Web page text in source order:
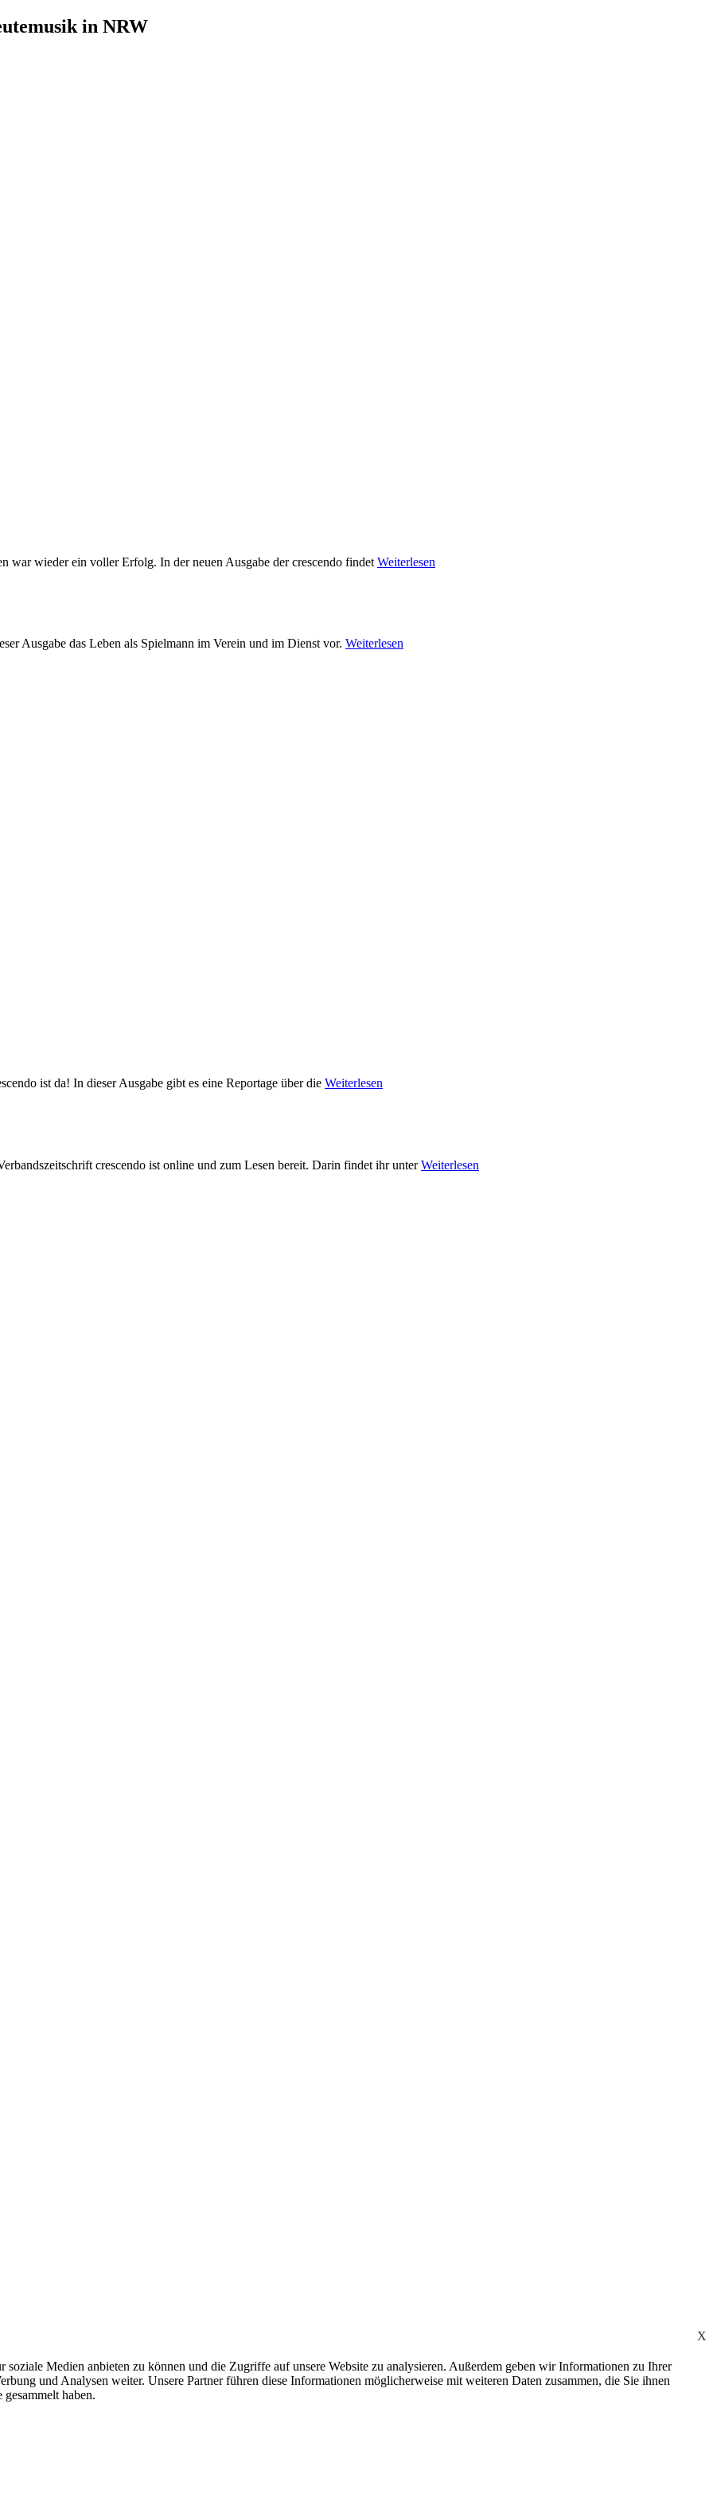
in NRW
wieder ein voller Erfolg. In der neuen Ausgabe der crescendo findet Weiterlesen
Ausgabe das Leben als Spielmann im Verein und im Dienst vor. Weiterlesen
ist da! In dieser Ausgabe gibt es eine Reportage über die Weiterlesen
crescendo ist online und zum Lesen bereit. Darin findet ihr unterWeiterlesen
X
Medien anbieten zu können und die Zugriffe auf unsere Website zu analysieren. Außerdem geben wir Informationen zu Ihrer
und Analysen weiter. Unsere Partner führen diese Informationen möglicherweise mit weiteren Daten zusammen, die Sie ihnen
haben.